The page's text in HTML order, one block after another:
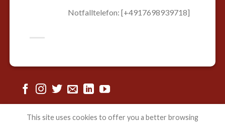
Notfalltelefon: [+4917698939718]
This site uses cookies to offer you a better browsing